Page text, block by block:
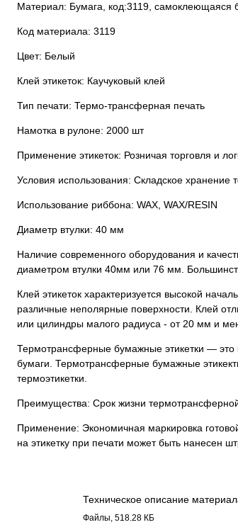
Материал: Бумага, код:3119, самоклеющаяся
Код материала: 3119
Цвет: Белый
Клей этикеток: Каучуковый клей
Тип печати: Термо-трансферная печать
Намотка в рулоне: 2000 шт
Применение этикеток: Розничая торговля и
Условия использования: Складское хранение
Использование риббона: WAX, WAX/RESIN
Диаметр втулки: 40 мм
Наличие современного оборудования и
диаметром втулки 40мм или 76 мм.
Клей этикеток характеризуется высокой
различные неполярные поверхности. Клей
или цилиндры малого радиуса - от 20 мм и
Термотрансферные бумажные этикетки — это
бумаги. Термотрансферные бумажные
термоэтикетки.
Преимущества: Срок жизни
Применение: Экономичная маркировка
на этикетку при печати может быть нанесен
Техническое описание
Бумага полуглянец , каучуковый
Файлы, 518.28 КБ